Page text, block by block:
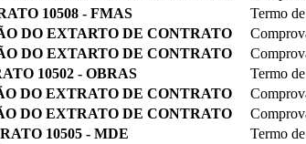
10508 - FMAS
Termo
DO EXTARTO DE CONTRATO
DO EXTARTO DE CONTRATO
10502 - OBRAS
Termo
DO EXTRATO DE CONTRATO
DO EXTRATO DE CONTRATO
10505 - MDE
Termo